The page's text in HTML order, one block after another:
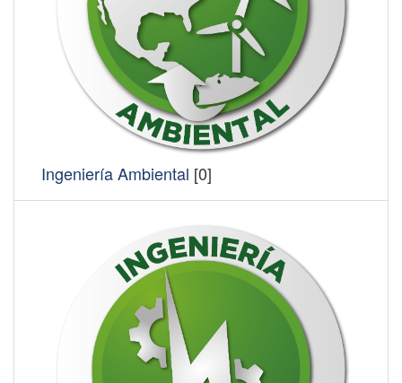
Ingeniería Ambiental [0]